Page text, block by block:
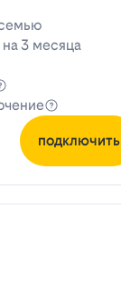
на 3 месяца
подключить